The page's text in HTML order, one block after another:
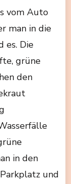
vom Auto
man in die
es. Die
grüne
den
in den
und